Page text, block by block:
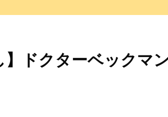
】ドクターベックマ